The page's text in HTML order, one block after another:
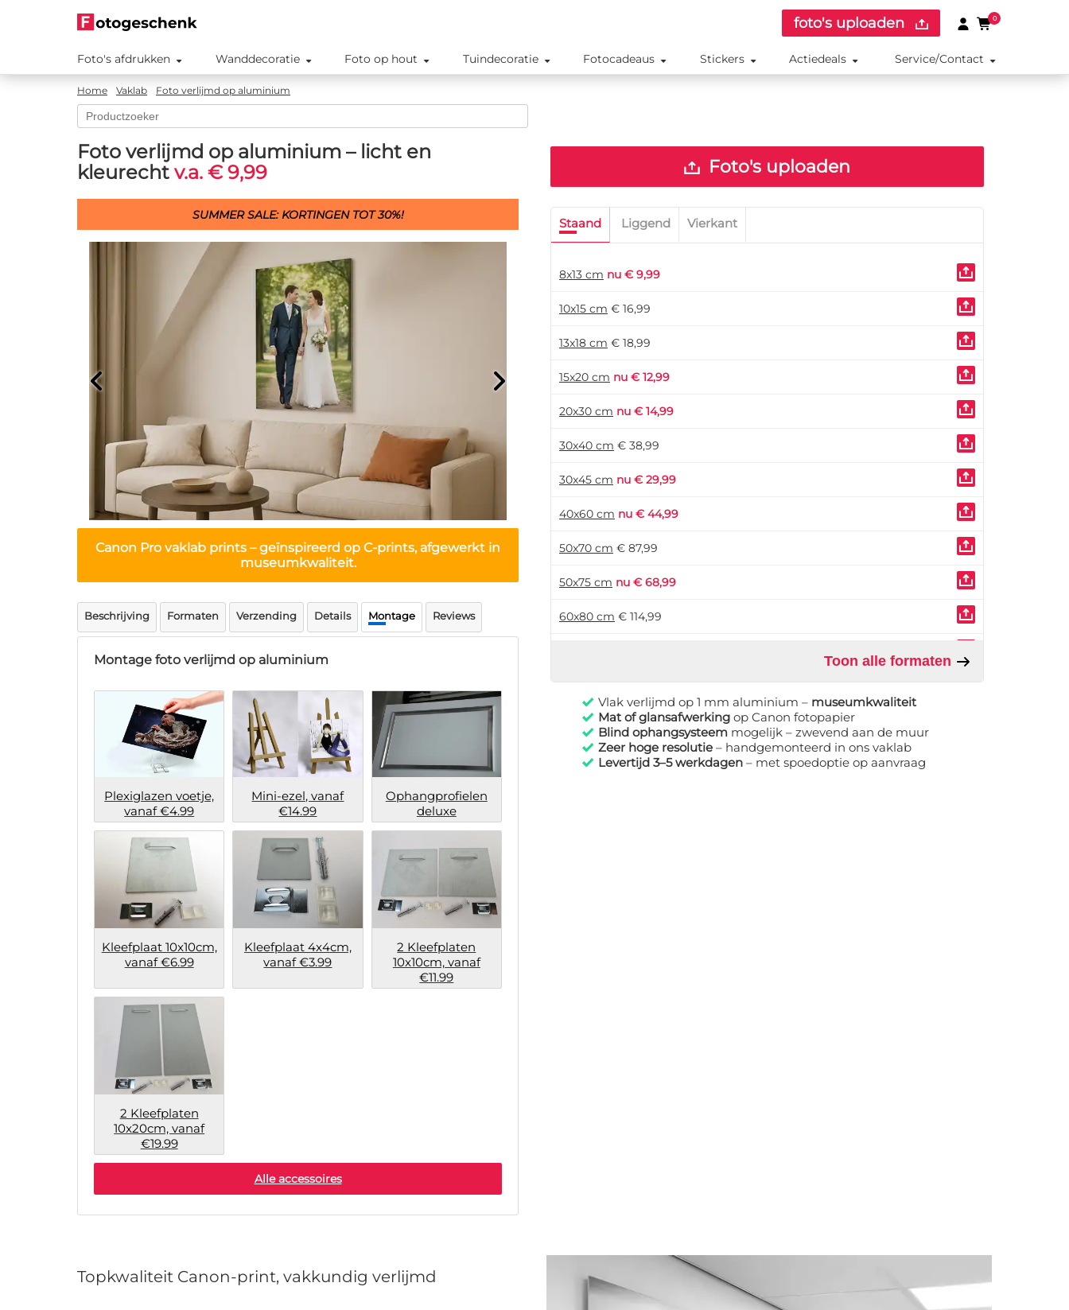
foto's uploaden 0
Foto's afdrukken Wanddecoratie Foto op hout Tuindecoratie Fotocadeaus Stickers Actiedeals Service/Contact
Home Vaklab Foto verlijmd op aluminium
Foto verlijmd op aluminium – licht en
kleurecht v.a. € 9,99
SUMMER SALE: KORTINGEN TOT 30%!
Canon Pro vaklab prints – geïnspireerd op C-prints, afgewerkt in
museumkwaliteit.
Beschrijving Formaten Verzending Details Montage Reviews
Montage foto verlijmd op aluminium
Plexiglazen voetje,
vanaf €4.99
Mini-ezel, vanaf
€14.99
Ophangprofielen
deluxe
Kleefplaat 10x10cm,
vanaf €6.99
Kleefplaat 4x4cm,
vanaf €3.99
2 Kleefplaten
10x10cm, vanaf
€11.99
2 Kleefplaten
10x20cm, vanaf
€19.99
Alle accessoires
Foto's uploaden
Staand Liggend Vierkant
8x13 cm nu € 9,99
10x15 cm € 16,99
13x18 cm € 18,99
15x20 cm nu € 12,99
20x30 cm nu € 14,99
30x40 cm € 38,99
30x45 cm nu € 29,99
40x60 cm nu € 44,99
50x70 cm € 87,99
50x75 cm nu € 68,99
60x80 cm € 114,99
70x105 cm nu € 124,99
80x120 cm nu € 129,99
Toon alle formaten
Vlak verlijmd op 1 mm aluminium – museumkwaliteit
Mat of glansafwerking op Canon fotopapier
Blind ophangsysteem mogelijk – zwevend aan de muur
Zeer hoge resolutie – handgemonteerd in ons vaklab
Levertijd 3–5 werkdagen – met spoedoptie op aanvraag
Topkwaliteit Canon-print, vakkundig verlijmd